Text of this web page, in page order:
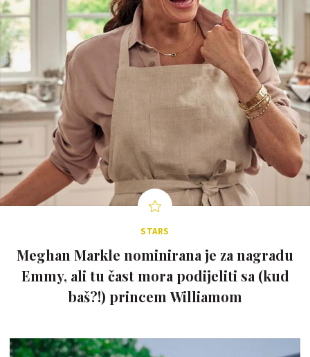
STARS
Meghan Markle nominirana je za nagradu
Emmy, ali tu čast mora podijeliti sa (kud
baš?!) princem Williamom